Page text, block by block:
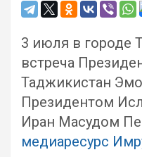
3 июля в городе
встреча
Таджикистан
Президентом
Иран Масудом
медиаресурс